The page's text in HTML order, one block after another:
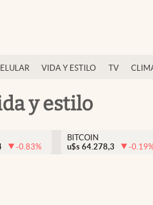
VIDA Y ESTILO TV
y estilo
-0.83%
BITCOIN
u$s 64.278,3 -0.19